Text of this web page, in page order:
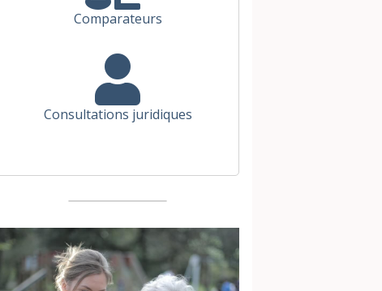
Comparateurs
Consultations juridiques